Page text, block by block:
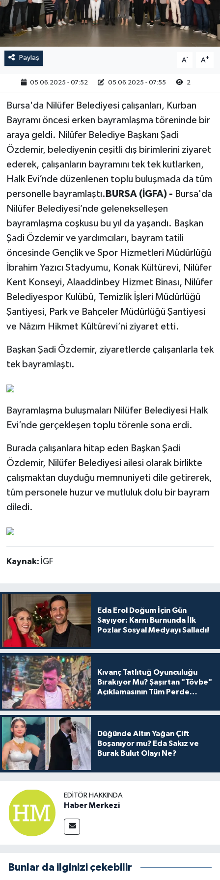
Paylaş A- A+
05.06.2025 - 07:52 05.06.2025 - 07:55 2
Bursa'da Nilüfer Belediyesi çalışanları, Kurban
Bayramı öncesi erken bayramlaşma töreninde bir
araya geldi. Nilüfer Belediye Başkanı Şadi
Özdemir, belediyenin çeşitli dış birimlerini ziyaret
ederek, çalışanların bayramını tek tek kutlarken,
Halk Evi’nde düzenlenen toplu buluşmada da tüm
personelle bayramlaştı. BURSA (İGFA) - Bursa'da
Nilüfer Belediyesi’nde gelenekselleşen
bayramlaşma coşkusu bu yıl da yaşandı. Başkan
Şadi Özdemir ve yardımcıları, bayram tatili
öncesinde Gençlik ve Spor Hizmetleri Müdürlüğü
İbrahim Yazıcı Stadyumu, Konak Kültürevi, Nilüfer
Kent Konseyi, Alaaddinbey Hizmet Binası, Nilüfer
Belediyespor Kulübü, Temizlik İşleri Müdürlüğü
Şantiyesi, Park ve Bahçeler Müdürlüğü Şantiyesi
ve Nâzım Hikmet Kültürevi’ni ziyaret etti.
Başkan Şadi Özdemir, ziyaretlerde çalışanlarla tek
tek bayramlaştı.
Bayramlaşma buluşmaları Nilüfer Belediyesi Halk
Evi’nde gerçekleşen toplu törenle sona erdi.
Burada çalışanlara hitap eden Başkan Şadi
Özdemir, Nilüfer Belediyesi ailesi olarak birlikte
çalışmaktan duyduğu memnuniyeti dile getirerek,
tüm personele huzur ve mutluluk dolu bir bayram
diledi.
Kaynak: İGF
Eda Erol Doğum İçin Gün
Sayıyor: Karnı Burnunda İlk
Pozlar Sosyal Medyayı Salladı!
Kıvanç Tatlıtuğ Oyunculuğu
Bırakıyor Mu? Şaşırtan "Tövbe"
Açıklamasının Tüm Perde
Düğünde Altın Yağan Çift
Boşanıyor mu? Eda Sakız ve
Burak Bulut Olayı Ne?
EDITÖR HAKKINDA
Haber Merkezi
Bunlar da ilginizi çekebilir
RESMİ İLAN